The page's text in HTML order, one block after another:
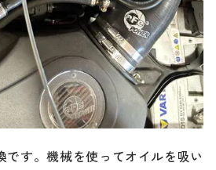
です。機械を使ってオイルを吸い